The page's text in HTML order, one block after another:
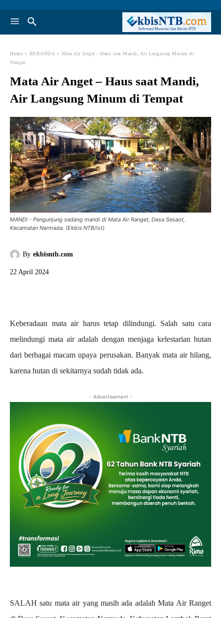
Home BERANDA
Mata Air Anget - Haus saat Mandi, Air Langsung Minum di
Tempat
Mata Air Anget – Haus saat Mandi,
Air Langsung Minum di Tempat
MANDI - Pengunjung sedang mandi di Mata Air Ranget, Desa Sesaot,
Kecamatan Narmada. (Ekbis NTB/ist)
By ekbisntb.com
22 April 2024
Keberadaan mata air harus tetap dilindungi. Salah satu cara
melindungi mata air adalah dengan menjaga kelestarian hutan
dari berbagai macam upaya perusakan. Banyak mata air hilang,
karena hutan di sekitarnya sudah tidak ada.
- Advertisement -
SALAH satu mata air yang masih ada adalah Mata Air Ranget